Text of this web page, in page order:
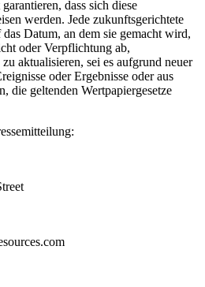
dass sich diese
werden. Jede zukunftsgerichtete
Datum, an dem sie gemacht wird,
oder Verpflichtung ab,
aktualisieren, sei es aufgrund neuer
oder Ergebnisse oder aus
die geltenden Wertpapiergesetze